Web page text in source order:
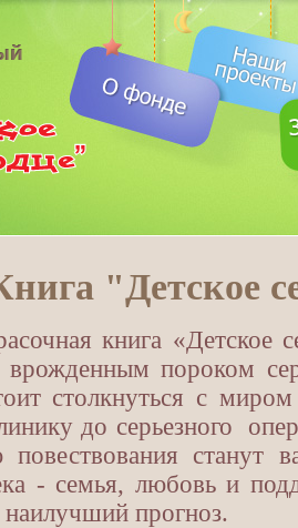
"Детское
книга «Детское
врожденным пороком
столкнуться с
до серьезного
станут
- семья, любовь и
прогноз.